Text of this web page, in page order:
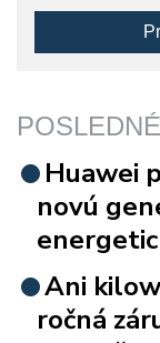
Huawei
novú
Ani
ročná